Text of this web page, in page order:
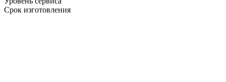
Срок изготовления